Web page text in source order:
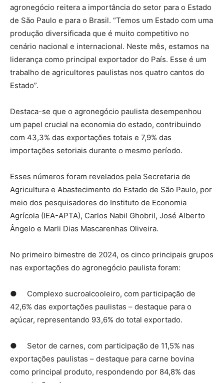
agronegócio reitera a importância do setor para o Estado
de São Paulo e para o Brasil. “Temos um Estado com uma
produção diversificada que é muito competitivo no
cenário nacional e internacional. Neste mês, estamos na
liderança como principal exportador do País. Esse é um
trabalho de agricultores paulistas nos quatro cantos do
Estado”.
Destaca-se que o agronegócio paulista desempenhou
um papel crucial na economia do estado, contribuindo
com 43,3% das exportações totais e 7,9% das
importações setoriais durante o mesmo período.
Esses números foram revelados pela Secretaria de
Agricultura e Abastecimento do Estado de São Paulo, por
meio dos pesquisadores do Instituto de Economia
Agrícola (IEA-APTA), Carlos Nabil Ghobril, José Alberto
Ângelo e Marli Dias Mascarenhas Oliveira.
No primeiro bimestre de 2024, os cinco principais grupos
nas exportações do agronegócio paulista foram:
● Complexo sucroalcooleiro, com participação de
42,6% das exportações paulistas – destaque para o
açúcar, representando 93,6% do total exportado.
● Setor de carnes, com participação de 11,5% nas
exportações paulistas – destaque para carne bovina
como principal produto, respondendo por 84,8% das